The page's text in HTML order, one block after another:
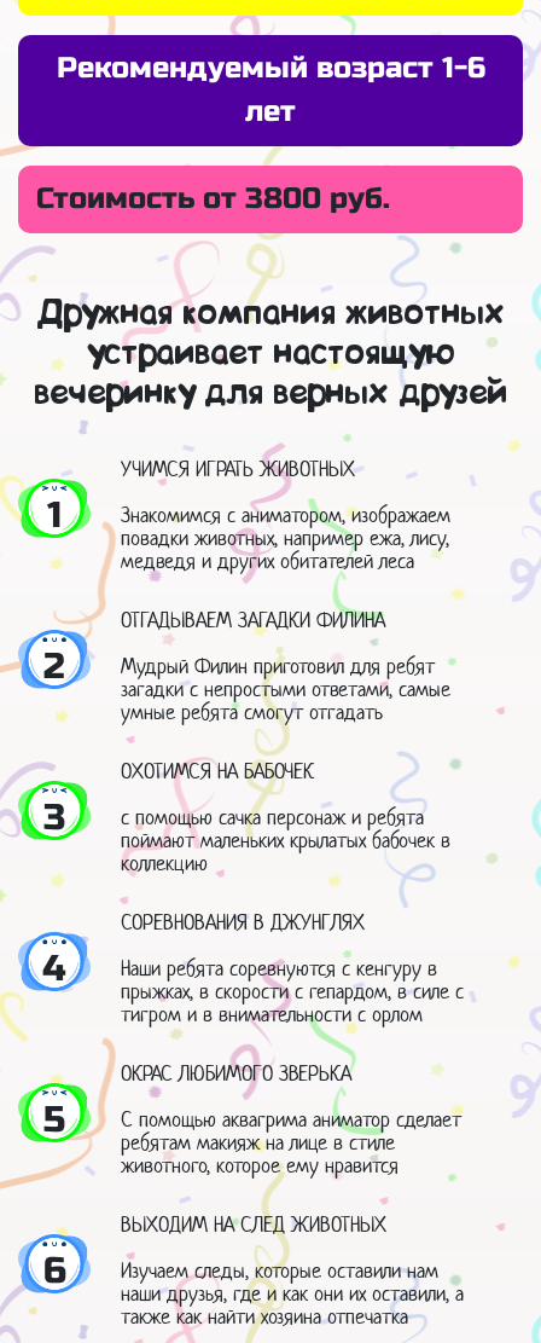
Рекомендуемый возраст 1-6
лет
Стоимость от 3800 руб.
Дружная компания животных
устраивает настоящую
вечеринку для верных друзей
1
УЧИМСЯ ИГРАТЬ ЖИВОТНЫХ
Знакомимся с аниматором, изображаем
повадки животных, например ежа, лису,
медведя и других обитателей леса
2
ОТГАДЫВАЕМ ЗАГАДКИ ФИЛИНА
Мудрый Филин приготовил для ребят
загадки с непростыми ответами, самые
умные ребята смогут отгадать
3
ОХОТИМСЯ НА БАБОЧЕК
с помощью сачка персонаж и ребята
поймают маленьких крылатых бабочек в
коллекцию
4
СОРЕВНОВАНИЯ В ДЖУНГЛЯХ
Наши ребята соревнуются с кенгуру в
прыжках, в скорости с гепардом, в силе с
тигром и в внимательности с орлом
5
ОКРАС ЛЮБИМОГО ЗВЕРЬКА
С помощью аквагрима аниматор сделает
ребятам макияж на лице в стиле
животного, которое ему нравится
6
ВЫХОДИМ НА СЛЕД ЖИВОТНЫХ
Изучаем следы, которые оставили нам
наши друзья, где и как они их оставили, а
также как найти хозяина отпечатка